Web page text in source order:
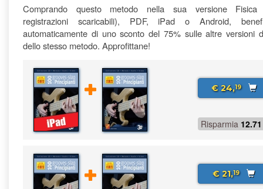
Comprando questo metodo nella sua versione Fisica
registrazioni scaricabili), PDF, iPad o Android,
automaticamente di uno sconto del 75% sulle altre versioni
dello stesso metodo. Approfittane!
€ 24,19
Risparmia 12.71
€ 21,19